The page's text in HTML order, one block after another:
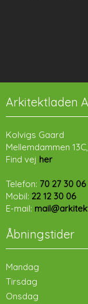
A​rkitektladen
Kolvigs Gaard
Mellemdammen
Find vej her
Telefon: 70 27 30 06
Mobil: 22 12 30 06
E-mail:
Åbningstider
​Mandag
​Tirsdag
​Onsdag